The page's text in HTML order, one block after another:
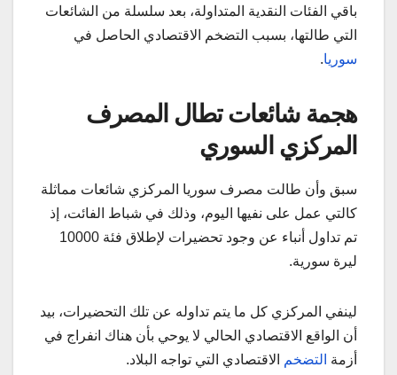
باقي الفئات النقدية المتداولة، بعد سلسلة من الشائعات
التي طالتها، بسبب التضخم الاقتصادي الحاصل في
سوريا.
هجمة شائعات تطال المصرف
المركزي السوري
سبق وأن طالت مصرف سوريا المركزي شائعات مماثلة
كالتي عمل على نفيها اليوم، وذلك في شباط الفائت، إذ
تم تداول أنباء عن وجود تحضيرات لإطلاق فئة 10000
ليرة سورية.
لينفي المركزي كل ما يتم تداوله عن تلك التحضيرات، بيد
أن الواقع الاقتصادي الحالي لا يوحي بأن هناك انفراج في
أزمة التضخم الاقتصادي التي تواجه البلاد.